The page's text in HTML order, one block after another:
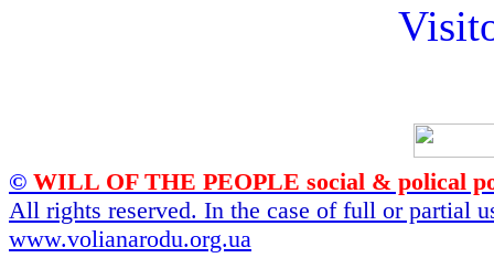
© WILL OF THE PEOPLE social & polical
All rights reserved. In the case of full or partial
www.volianarodu.org.ua